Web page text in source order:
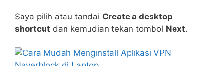
Saya pilih atau tandai Create a desktop
shortcut dan kemudian tekan tombol Next.